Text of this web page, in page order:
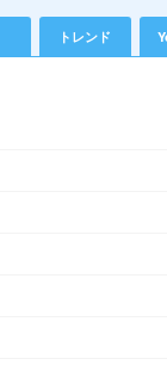
トレンド